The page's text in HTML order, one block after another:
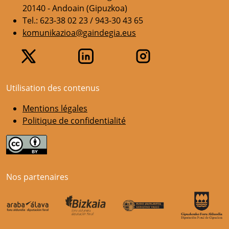
20140 - Andoain (Gipuzkoa)
Tel.: 623-38 02 23 / 943-30 43 65
komunikazioa@gaindegia.eus
Utilisation des contenus
Mentions légales
Politique de confidentialité
Nos partenaires